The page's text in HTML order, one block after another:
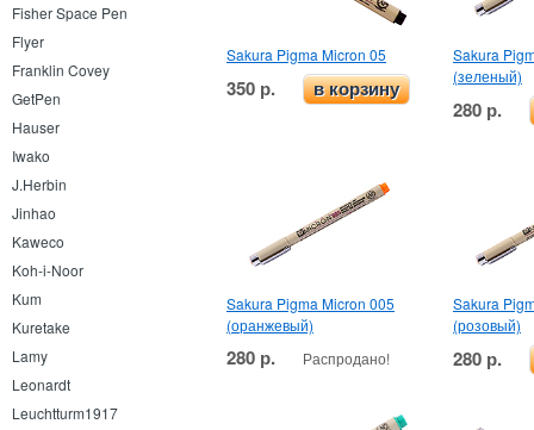
Fisher Space Pen
Flyer
Franklin Covey
GetPen
Hauser
Iwako
J.Herbin
Jinhao
Kaweco
Koh-i-Noor
Kum
Kuretake
Lamy
Leonardt
Leuchtturm1917
Sakura Pigma Micron 05
350 р. в корзину
Sakura
(зеленый)
280 р.
Sakura Pigma Micron 005
(оранжевый)
280 р. Распродано!
Sakura
(розовый)
280 р.